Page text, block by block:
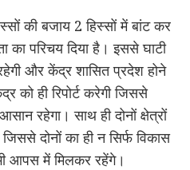
की बजाय 2 हिस्सों में बांट कर
परिचय दिया है। इससे घाटी
और केंद्र शासित प्रदेश होने
को ही रिपोर्ट करेगी जिससे
रहेगा। साथ ही दोनों क्षेत्रों
दोनों का ही न सिर्फ विकास
भी आपस में मिलकर रहेंगे।